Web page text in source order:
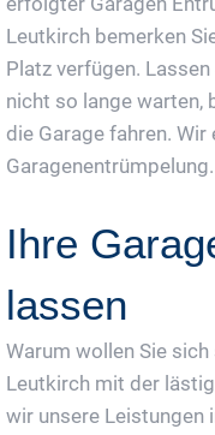
Leutkirch bemerken
Platz verfügen.
nicht so lange warten,
die Garage fahren.
Garagenentrümpelung.
Ihre
lassen
Warum wollen Sie
Leutkirch mit der
wir unsere Leistungen